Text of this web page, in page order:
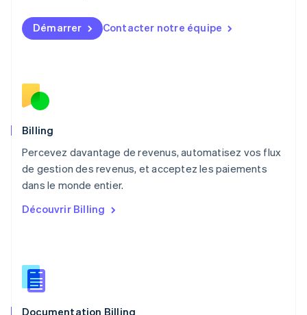
Démarrer Contacter notre équipe
Billing
Percevez davantage de revenus, automatisez vos flux
de gestion des revenus, et acceptez les paiements
dans le monde entier.
Découvrir Billing
Documentation Billing
English简体中文
Malte
English
Nouvelle-Zélande
English
NederlandsEnglish
Pologne
English
Português English
English
Roumanie
Royaume-Uni